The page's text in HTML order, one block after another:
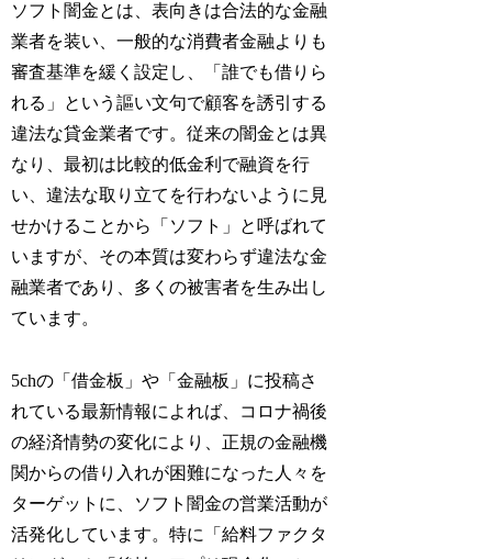
ソフト闇金とは、表向きは合法的な金融
業者を装い、一般的な消費者金融よりも
審査基準を緩く設定し、「誰でも借りら
れる」という謳い文句で顧客を誘引する
違法な貸金業者です。従来の闇金とは異
なり、最初は比較的低金利で融資を行
い、違法な取り立てを行わないように見
せかけることから「ソフト」と呼ばれて
いますが、その本質は変わらず違法な金
融業者であり、多くの被害者を生み出し
ています。
5chの「借金板」や「金融板」に投稿さ
れている最新情報によれば、コロナ禍後
の経済情勢の変化により、正規の金融機
関からの借り入れが困難になった人々を
ターゲットに、ソフト闇金の営業活動が
活発化しています。特に「給料ファクタ